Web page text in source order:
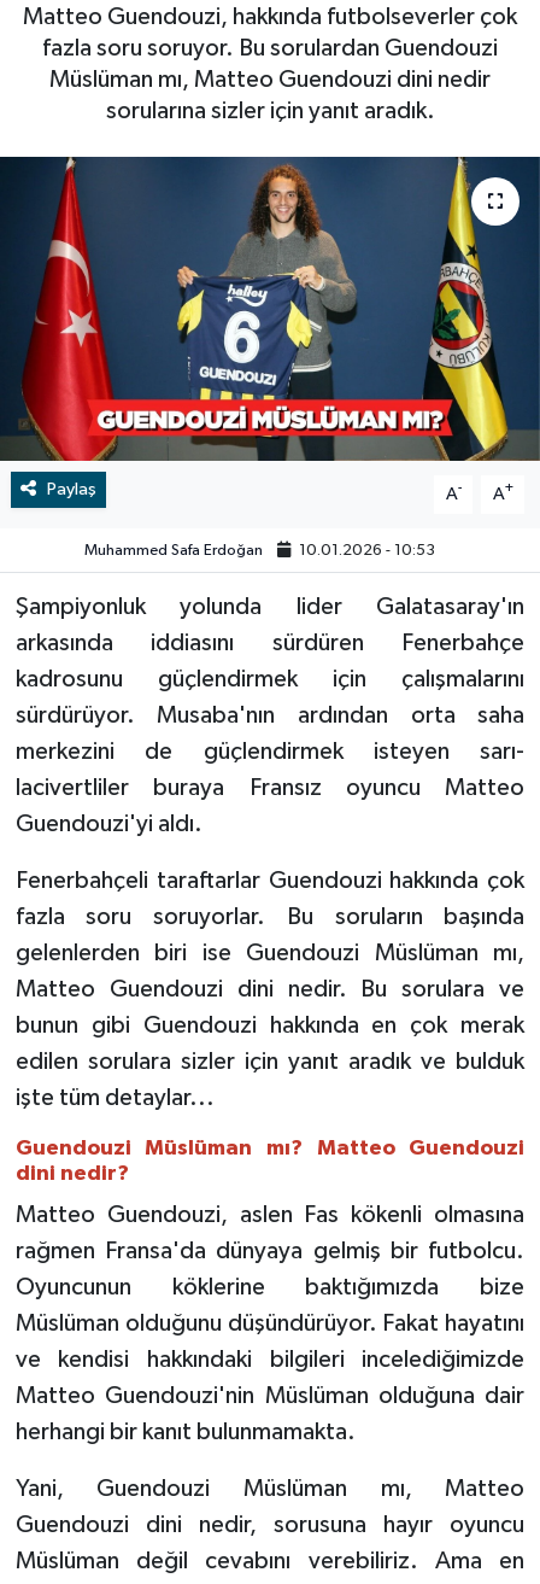
Matteo Guendouzi, hakkında futbolseverler çok
fazla soru soruyor. Bu sorulardan Guendouzi
Müslüman mı, Matteo Guendouzi dini nedir
sorularına sizler için yanıt aradık.
Paylaş A- A+
Muhammed Safa Erdoğan 10.01.2026 - 10:53
Şampiyonluk yolunda lider Galatasaray'ın
arkasında iddiasını sürdüren Fenerbahçe
kadrosunu güçlendirmek için çalışmalarını
sürdürüyor. Musaba'nın ardından orta saha
merkezini de güçlendirmek isteyen sarı-
lacivertliler buraya Fransız oyuncu Matteo
Guendouzi'yi aldı.
Fenerbahçeli taraftarlar Guendouzi hakkında çok
fazla soru soruyorlar. Bu soruların başında
gelenlerden biri ise Guendouzi Müslüman mı,
Matteo Guendouzi dini nedir. Bu sorulara ve
bunun gibi Guendouzi hakkında en çok merak
edilen sorulara sizler için yanıt aradık ve bulduk
işte tüm detaylar...
Guendouzi Müslüman mı? Matteo Guendouzi
dini nedir?
Matteo Guendouzi, aslen Fas kökenli olmasına
rağmen Fransa'da dünyaya gelmiş bir futbolcu.
Oyuncunun köklerine baktığımızda bize
Müslüman olduğunu düşündürüyor. Fakat hayatını
ve kendisi hakkındaki bilgileri incelediğimizde
Matteo Guendouzi'nin Müslüman olduğuna dair
herhangi bir kanıt bulunmamakta.
Yani, Guendouzi Müslüman mı, Matteo
Guendouzi dini nedir, sorusuna hayır oyuncu
Müslüman değil cevabını verebiliriz. Ama en
RESMİ İLAN
BİLİM VE TEKNOLOJİ
RESMİ İLAN
Yaşam
Tarih
Çevre
Dünya
İletişim
Künye
SPOR
Video